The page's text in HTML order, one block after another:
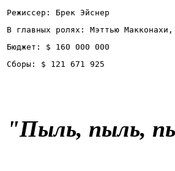
Режиссер: Брек Эйснер
В главных ролях: Мэттью Макконахи,
Бюджет: $ 160 000 000
Сборы: $ 121 671 925
"Пыль, пыль,